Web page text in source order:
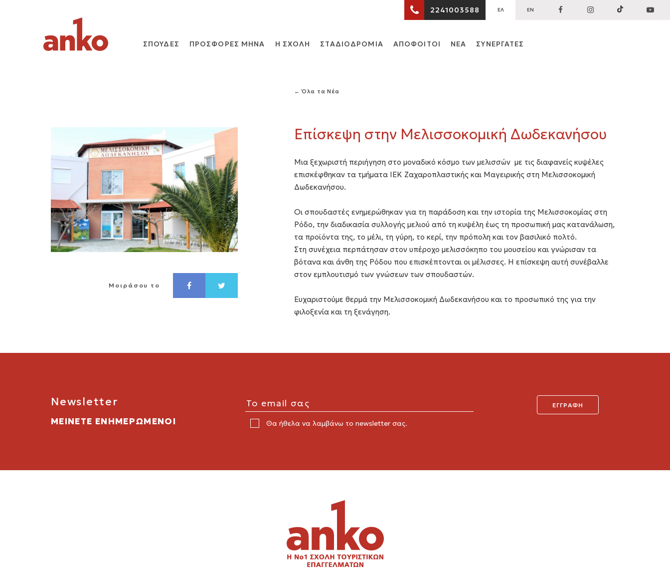
2241003588 ΕΛ EN
ΣΠΟΥΔΕΣ ΠΡΟΣΦΟΡΕΣ ΜΗΝΑ Η ΣΧΟΛΗ ΣΤΑΔΙΟΔΡΟΜΙΑ ΑΠΟΦΟΙΤΟΙ ΝΕΑ ΣΥΝΕΡΓΑΤΕΣ
Μοιράσου το
← Όλα τα Νέα
Επίσκεψη στην Μελισσοκομική Δωδεκανήσου
Μια ξεχωριστή περιήγηση στο μοναδικό κόσμο των μελισσών με τις διαφανείς κυψέλες
επισκέφθηκαν τα τμήματα ΙΕΚ Ζαχαροπλαστικής και Μαγειρικής στη Μελισσοκομική
Δωδεκανήσου.
Οι σπουδαστές ενημερώθηκαν για τη παράδοση και την ιστορία της Μελισσοκομίας στη
Ρόδο, την διαδικασία συλλογής μελιού από τη κυψέλη έως τη προσωπική μας κατανάλωση,
τα προϊόντα της, το μέλι, τη γύρη, το κερί, την πρόπολη και τον βασιλικό πολτό.
Στη συνέχεια περπάτησαν στον υπέροχο μελισσόκηπο του μουσείου και γνώρισαν τα
βότανα και άνθη της Ρόδου που επισκέπτονται οι μέλισσες. Η επίσκεψη αυτή συνέβαλλε
στον εμπλουτισμό των γνώσεων των σπουδαστών.
Ευχαριστούμε θερμά την Μελισσοκομική Δωδεκανήσου και το προσωπικό της για την
φιλοξενία και τη ξενάγηση.
Newsletter
ΜΕΙΝΕΤΕ ΕΝΗΜΕΡΩΜΕΝΟΙ Θα ήθελα να λαμβάνω το newsletter σας.